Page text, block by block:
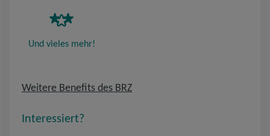
Und vieles mehr!
Weitere Benefits des BRZ
Interessiert?